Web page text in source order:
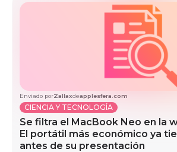
Enviado porZallaxdeapplesfera.com
CIENCIA Y TECNOLOGÍA
Se filtra el MacBook Neo en la
El portátil más económico ya
antes de su presentación